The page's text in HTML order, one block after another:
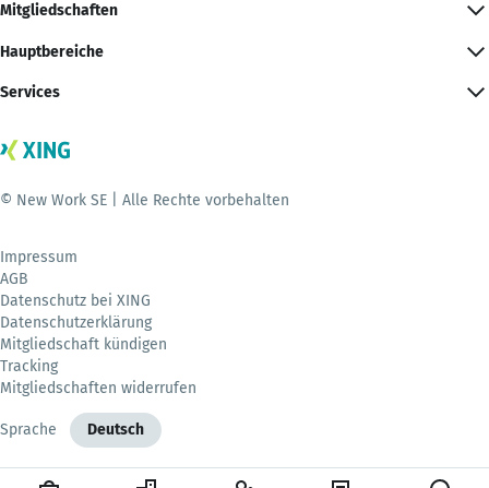
Mitgliedschaften
Hauptbereiche
Services
© New Work SE | Alle Rechte vorbehalten
Impressum
AGB
Datenschutz bei XING
Datenschutzerklärung
Mitgliedschaft kündigen
Tracking
Mitgliedschaften widerrufen
Sprache Deutsch